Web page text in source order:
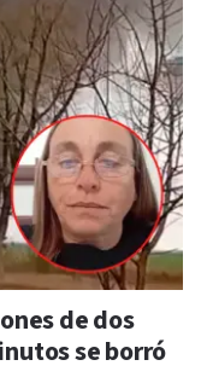
de dos
se borró